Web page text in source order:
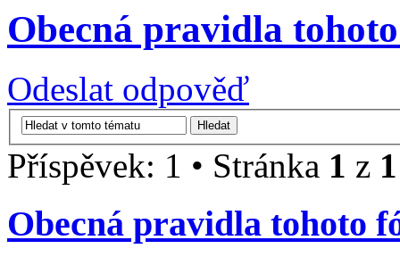
Obecná pravidla
Odeslat odpověď
Příspěvek: 1 • Stránka 1 z 1
Obecná pravidla tohoto